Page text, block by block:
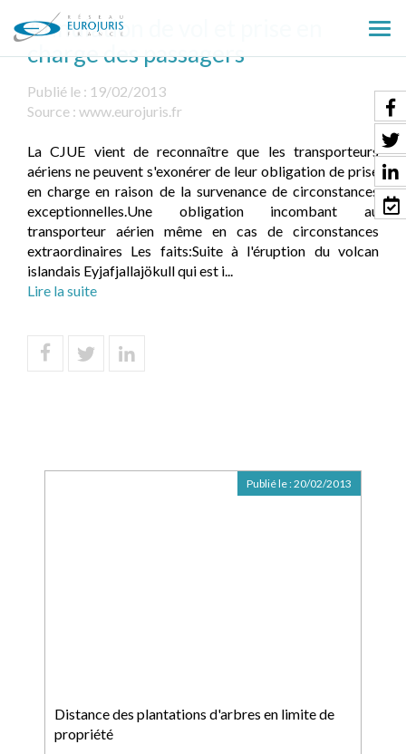
le
Annulation de vol et prise en
charge des passagers
Publié le : 19/02/2013
Source : www.eurojuris.fr
La CJUE vient de reconnaître que les transporteurs
aériens ne peuvent s'exonérer de leur obligation de prise
en charge en raison de la survenance de circonstances
exceptionnelles.Une obligation incombant au
transporteur aérien même en cas de circonstances
extraordinaires Les faits:Suite à l'éruption du volcan
islandais Eyjafjallajökull qui est i...
Lire la suite
Distance des plantations d'arbres en limite de
propriété
Publié le :20/02/2013